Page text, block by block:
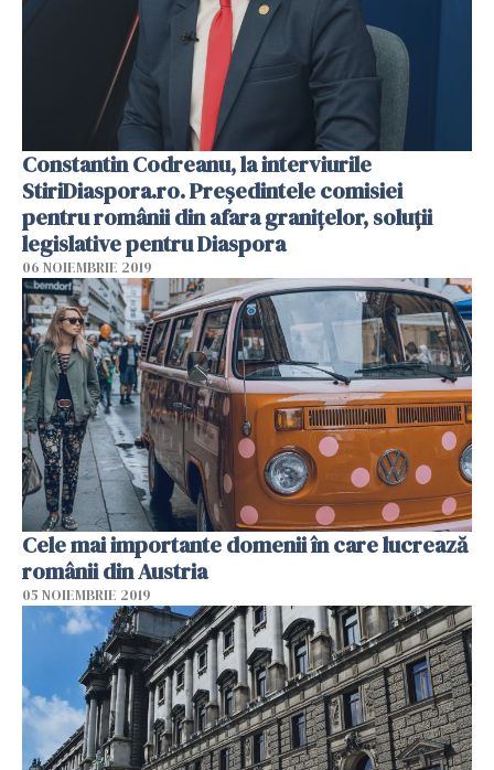
Constantin Codreanu, la interviurile
StiriDiaspora.ro. Președintele comisiei
pentru românii din afara granițelor, soluții
legislative pentru Diaspora
06 NOIEMBRIE 2019
Cele mai importante domenii în care lucrează
românii din Austria
05 NOIEMBRIE 2019